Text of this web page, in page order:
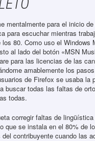
mentalmente para el inicio
para escuchar mientras
80. Como uso el
al lado del botón «MSN
para las licencias de las
amablemente los
de Firefox se usaba la
buscar todas las faltas de
todas.
corregir faltas de
que se instala en el 80% de
contribuyente cuando las